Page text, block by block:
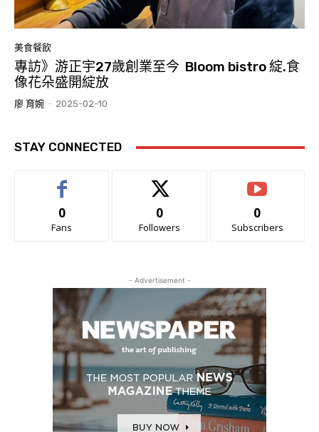
美食餐飲
專訪》游正宇27歲創業至今 Bloom bistro 綻.食
像花朵盛開綻放
廖 育婉 - 2025-02-10
STAY CONNECTED
0
Fans
0
Followers
0
Subscribers
- Advertisement -